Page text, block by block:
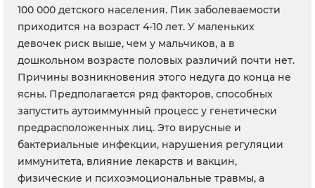
100 000 детского населения. Пик заболеваемости
приходится на возраст 4-10 лет. У маленьких
девочек риск выше, чем у мальчиков, а в
дошкольном возрасте половых различий почти нет.
Причины возникновения этого недуга до конца не
ясны. Предполагается ряд факторов, способных
запустить аутоиммунный процесс у генетически
предрасположенных лиц. Это вирусные и
бактериальные инфекции, нарушения регуляции
иммунитета, влияние лекарств и вакцин,
физические и психоэмоциональные травмы, а